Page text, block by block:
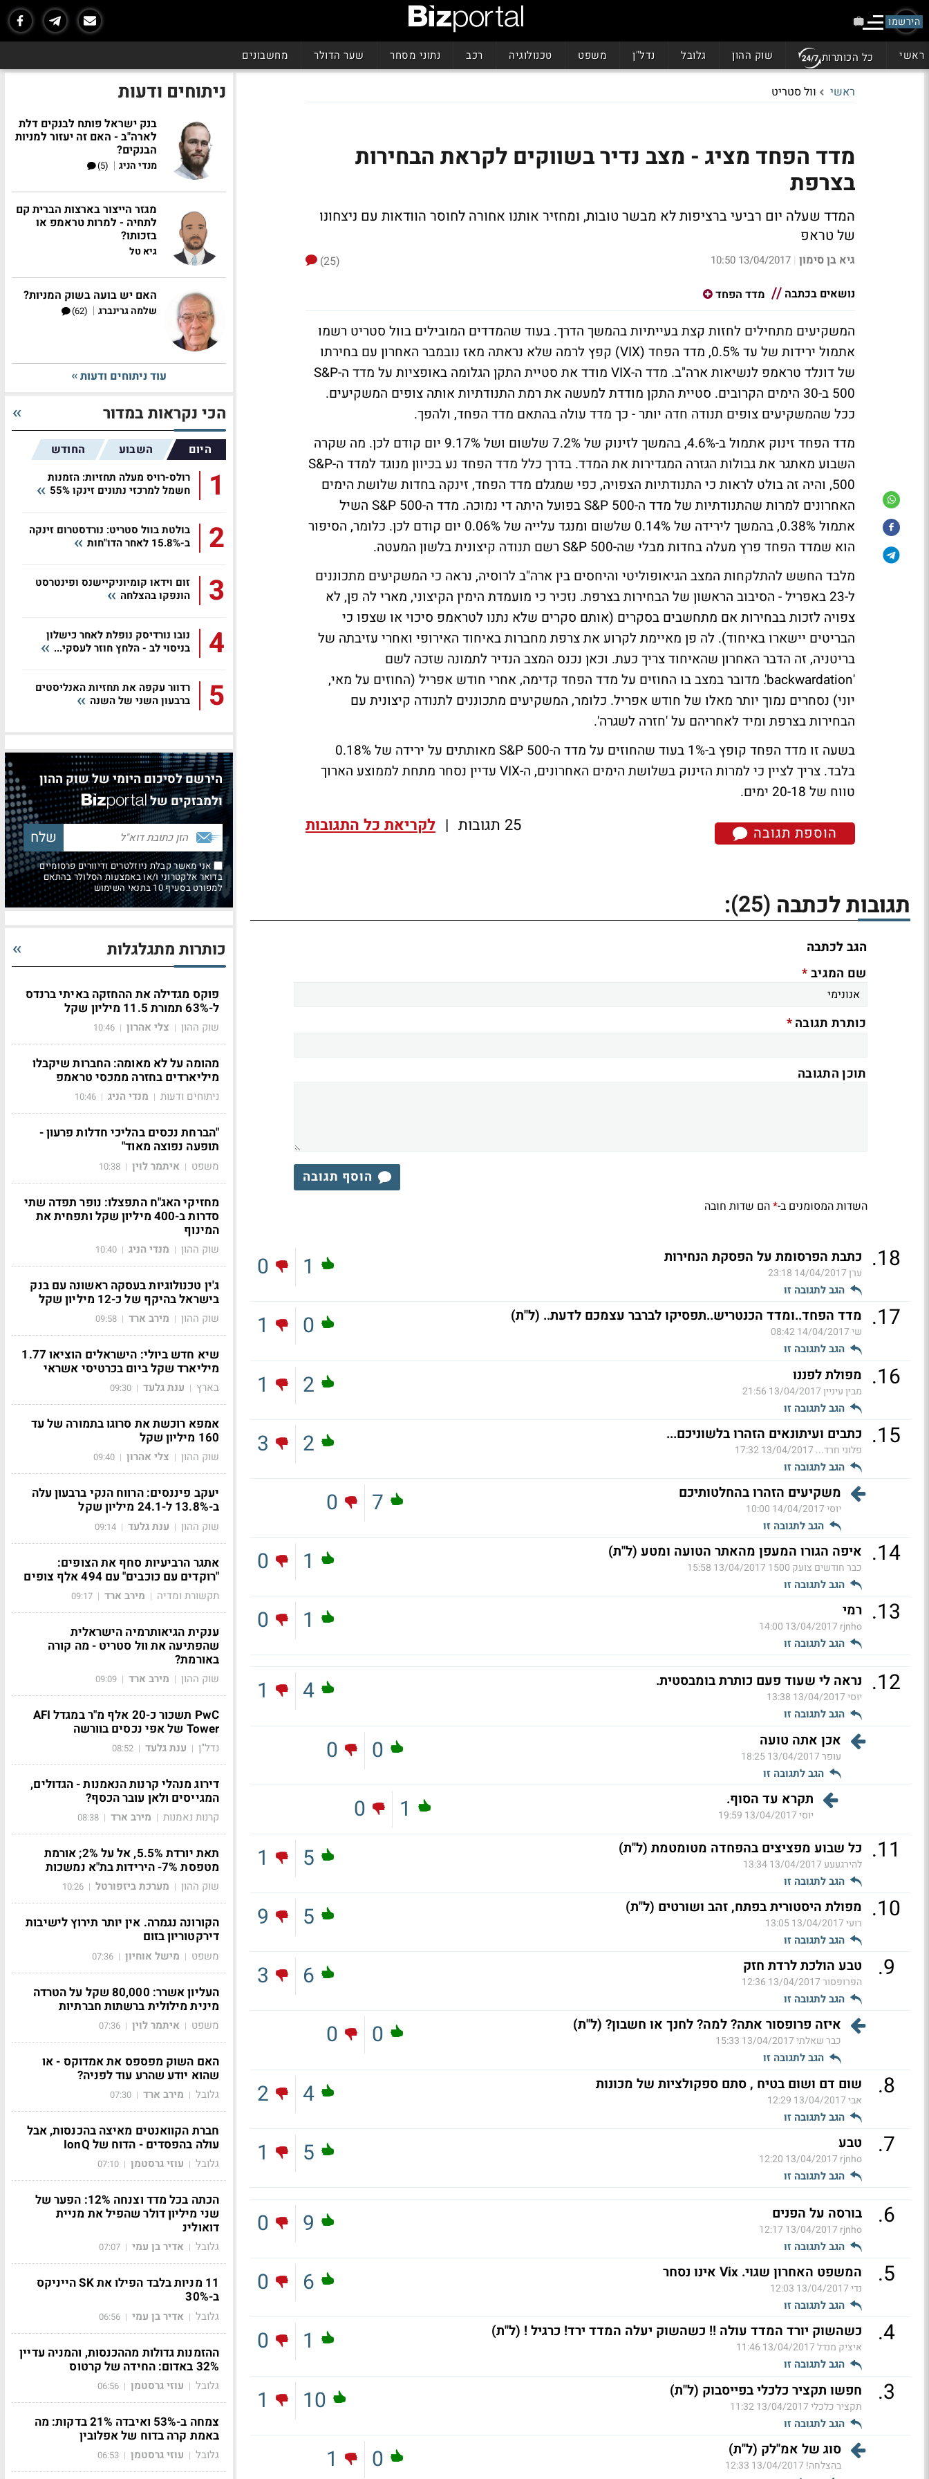
הירשמו
ראשי כל הכותרות שוק ההון גלובל נדל"ן משפט טכנולוגיה רכב נתוני מסחר שער הדולר מחשבונים
ראשי וול סטריט
מדד הפחד מציג - מצב נדיר בשווקים לקראת הבחירות
בצרפת
המדד שעלה יום רביעי ברציפות לא מבשר טובות, ומחזיר אותנו אחורה לחוסר הוודאות עם ניצחונו
של טראפ
גיא בן סימון |
13/04/2017 10:50
(25)
נושאים בכתבה
מדד הפחד
המשקיעים מתחילים לחזות קצת בעייתיות בהמשך הדרך. בעוד שהמדדים המובילים בוול סטריט רשמו
אתמול ירידות של עד 0.5%, מדד הפחד (VIX) קפץ לרמה שלא נראתה מאז נובמבר האחרון עם בחירתו
של דונלד טראמפ לנשיאות ארה"ב. מדד ה-VIX מודד את סטיית התקן הגלומה באופציות על מדד ה-S&P
500 ב-30 הימים הקרובים. סטיית התקן מודדת למעשה את רמת התנודתיות אותה צופים המשקיעים.
ככל שהמשקיעים צופים תנודה חדה יותר - כך מדד עולה בהתאם מדד הפחד, ולהפך.
מדד הפחד זינוק אתמול ב-4.6%, בהמשך לזינוק של 7.2% שלשום ושל 9.17% יום קודם לכן. מה שקרה
השבוע מאתגר את גבולות הגזרה המגדירות את המדד. בדרך כלל מדד הפחד נע בכיוון מנוגד למדד ה-S&P
500, והיה זה בולט לראות כי התנודתיות הצפויה, כפי שמגלם מדד הפחד, זינקה בחדות שלושת הימים
האחרונים למרות שהתנודתיות של מדד ה-S&P 500 בפועל היתה די נמוכה. מדד ה-S&P 500 השיל
אתמול 0.38%, בהמשך לירידה של 0.14% שלשום ומנגד עלייה של 0.06% יום קודם לכן. כלומר, הסיפור
הוא שמדד הפחד פרץ מעלה בחדות מבלי שה-S&P 500 רשם תנודה קיצונית בלשון המעטה.
מלבד החשש להתלקחות המצב הגיאופוליטי והיחסים בין ארה"ב לרוסיה, נראה כי המשקיעים מתכוננים
ל-23 באפריל - הסיבוב הראשון של הבחירות בצרפת. נזכיר כי מועמדת הימין הקיצוני, מארי לה פן, לא
צפויה לזכות בבחירות אם מתחשבים בסקרים (אותם סקרים שלא נתנו לטראמפ סיכוי או שצפו כי
הבריטים יישארו באיחוד). לה פן מאיימת לקרוע את צרפת מחברות באיחוד האירופי ואחרי עזיבתה של
בריטניה, זה הדבר האחרון שהאיחוד צריך כעת. וכאן נכנס המצב הנדיר לתמונה שזכה לשם
'backwardation'. מדובר במצב בו החוזים על מדד הפחד קדימה, אחרי חודש אפריל (החוזים על מאי,
יוני) נסחרים נמוך יותר מאלו של חודש אפריל. כלומר, המשקיעים מתכוננים לתנודה קיצונית עם
הבחירות בצרפת ומיד לאחריהם על 'חזרה לשגרה'.
בשעה זו מדד הפחד קופץ ב-1% בעוד שהחוזים על מדד ה-S&P 500 מאותתים על ירידה של 0.18%
בלבד. צריך לציין כי למרות הזינוק בשלושת הימים האחרונים, ה-VIX עדיין נסחר מתחת לממוצע הארוך
טווח של 20-18 ימים.
הוספת תגובה 25 תגובות | לקריאת כל התגובות
תגובות לכתבה (25)
:
הגב לכתבה
שם המגיב*
כותרת תגובה*
תוכן התגובה
הוסף תגובה
השדות המסומנים ב-*הם שדות חובה
18
. כתבת הפרסומת על הפסקת הנחירות
ערן14/04/2017 23:18
הגב לתגובה זו
1
0
17
. מדד הפחד..ומדד הכנטריש..תפסיקו לברבר עצמכם לדעת.. (ל"ת)
שי14/04/2017 08:42
הגב לתגובה זו
0
1
16
. מפולת לפננו
מבין עיניין13/04/2017 21:56
הגב לתגובה זו
2
1
15
. כתבים ועיתונאים הזהרו בלשוניכם...
פלוני חרד... 13/04/2017 17:32
הגב לתגובה זו
2
3
משקיעים הזהרו בהחלטותיכם
יוסי14/04/2017 10:00
הגב לתגובה זו
7
0
14
. איפה הגורו המעפן מהאתר הטועה ומטע (ל"ת)
כבר חודשים צועק 1500 13/04/2017 15:58
הגב לתגובה זו
1
0
13
. רמי
rjnho
13/04/2017 14:00
הגב לתגובה זו
1
0
12
. נראה לי שעוד פעם כותרת בומבסטית.
יוסי13/04/2017 13:38
הגב לתגובה זו
4
1
אכן אתה טועה
עופר13/04/2017 18:25
הגב לתגובה זו
0
0
תקרא עד הסוף.
יוסי13/04/2017 19:59
1
0
11
. כל שבוע מפציצים בהפחדה מטומטמת (ל"ת)
להירגעעע13/04/2017 13:34
הגב לתגובה זו
5
1
10
. מפולת היסטורית בפתח, זהב ושורטים (ל"ת)
רועי13/04/2017 13:05
הגב לתגובה זו
5
9
9
. טבע הולכת לרדת חזק
הפרופסור13/04/2017 12:36
הגב לתגובה זו
6
3
איזה פרופסור אתה? למה? לחנך או חשבון? (ל"ת)
כבר שאלתי13/04/2017 15:33
הגב לתגובה זו
0
0
8
. שום דם ושום בטיח , סתם ספקולציות של מכונות
אבי13/04/2017 12:29
הגב לתגובה זו
4
2
7
. טבע
rjnho
13/04/2017 12:20
הגב לתגובה זו
5
1
6
. בורסה על הפנים
rjnho
13/04/2017 12:17
הגב לתגובה זו
9
0
5
. המשפט האחרון שגוי. Vix אינו נסחר
נדי13/04/2017 12:03
הגב לתגובה זו
6
0
4
. כשהשוק יורד המדד עולה !! כשהשוק יעלה המדד ירד! כרגיל ! (ל"ת)
איציק מנדל13/04/2017 11:46
הגב לתגובה זו
1
0
3
. חפשו תקציר כלכלי בפייסבוק (ל"ת)
תקציר כלכלי13/04/2017 11:32
הגב לתגובה זו
10
1
סוג של אמ"לק (ל"ת)
בהצלחה! 13/04/2017 12:33
0
1
ניתוחים ודעות
בנק ישראל פותח לבנקים דלת
לארה"ב - האם זה יעזור למניות
הבנקים?
מנדי הניג |
(5)
מגזר הייצור בארצות הברית קם
לתחיה - למרות טראמפ או
בזכותו?
גיא טל
האם יש בועה בשוק המניות?
שלמה גרינברג |
(62)
עוד ניתוחים ודעות
הכי נקראות במדור
היום השבוע החודש
1
רולס-רויס מעלה תחזיות: הזמנות
חשמל למרכזי נתונים זינקו 55%
2
בולטת בוול סטריט: נורדסטרום זינקה
ב-15.8% לאחר הדו"חות
3
זום וידאו קומיוניקיישנס ופינטרסט
הונפקו בהצלחה
4
נובו נורדיסק נופלת לאחר כישלון
בניסוי לב - הלחץ חוזר לעסקי...
5
רדוור עקפה את תחזיות האנליסטים
ברבעון השני של השנה
הירשם לסיכום היומי של שוק ההון
ולמבזקים של
אני מאשר קבלת ניוזלטרים ודיוורים פרסומיים
בדואר אלקטרוני ו/או באמצעות הסלולר בהתאם
למפורט בסעיף 10 בתנאי השימוש
כותרות מתגלגלות
פוקס מגדילה את ההחזקה באיתי ברנדס
ל-63% תמורת 11.5 מיליון שקל
שוק ההון | צלי אהרון |
10:46
מהומה על לא מאומה: החברות שיקבלו
מיליארדים בחזרה ממכסי טראמפ
ניתוחים ודעות | מנדי הניג |
10:46
"הברחת נכסים בהליכי חדלות פרעון -
תופעה נפוצה מאוד"
משפט | איתמר לוין |
10:38
מחזיקי האג"ח התפצלו: נופר תפדה שתי
סדרות ב-400 מיליון שקל ותפחית את
המינוף
שוק ההון | מנדי הניג |
10:40
ג'ין טכנולוגיות בעסקה ראשונה עם בנק
בישראל בהיקף של כ-12 מיליון שקל
שוק ההון | מירב ארד |
09:58
שיא חדש ביולי: הישראלים הוציאו 1.77
מיליארד שקל ביום בכרטיסי אשראי
בארץ | ענת גלעד |
09:30
אמפא רוכשת את סרוגו בתמורה של עד
160 מיליון שקל
שוק ההון | צלי אהרון |
09:40
יעקב פיננסים: הרווח הנקי ברבעון עלה
ב-13.8% ל-24.1 מיליון שקל
שוק ההון | ענת גלעד |
09:14
אתגר הרביעיות סחף את הצופים:
"רוקדים עם כוכבים" עם 494 אלף צופים
תקשורת ומדיה | מירב ארד |
09:17
ענקית הגיאותרמיה הישראלית
שהפתיעה את וול סטריט - מה קורה
באורמת?
שוק ההון | מירב ארד |
09:09
PwC תשכור כ-20 אלף מ"ר במגדל AFI
Tower של אפי נכסים בוורשה
נדל"ן | ענת גלעד |
08:52
דירוג מנהלי קרנות הנאמנות - הגדולים,
המגייסים ולאן עובר הכסף?
קרנות נאמנות | מירב ארד |
08:38
תאת יורדת 5.5%, אל על 2%; אורמת
מטפסת 7%- הירידות בת"א נמשכות
שוק ההון | מערכת ביזפורטל |
10:26
הקורונה נגמרה. אין יותר תירוץ לישיבות
דירקטוריון בזום
משפט | מישל אוחיון |
07:36
העליון אשרר: 80,000 שקל על הטרדה
מינית מילולית ברשתות חברתיות
משפט | איתמר לוין |
07:36
האם השוק מפספס את אמדוקס - או
שהוא יודע שהרע עוד לפניה?
גלובל | מירב ארד |
07:30
חברת הקוואנטים מאיצה בהכנסות, אבל
עולה בהפסדים - הדוח של IonQ
גלובל | עוזי גרסטמן |
07:10
הכתה בכל מדד וצנחה 12%: הפער של
שני מיליון דולר שהפיל את מניית
דואולינ
גלובל | אדיר בן עמי |
07:07
11 מניות בלבד הפילו את SK הייניקס
ב-30%
גלובל | אדיר בן עמי |
06:56
ההזמנות גדולות מההכנסות, והמניה עדיין
32% באדום: החידה של קרטוס
גלובל | עוזי גרסטמן |
06:56
צמחה ב-53% ואיבדה 21% בדקות: מה
באמת קרה בדוח של אפלובין
גלובל | עוזי גרסטמן |
06:53